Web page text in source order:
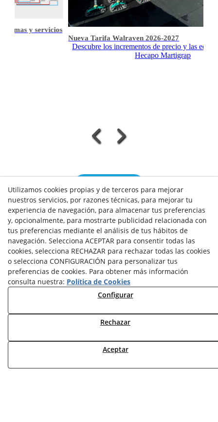
y servicios
Nueva Tarifa Walraven 2026-2027
Descubre los incrementos de precio y las
Hecapo Martigrap
NOTICIAS AEROTERMIA
NOTICIAS FOTOVOLTAICA
NOTICIAS CLIMATIZACIÓN
NOTICIAS CALEFACCIÓN
NOTICIAS BIOMASA
NOTICIAS VENTILACIÓN
Utilizamos cookies propias y de terceros para mejorar
nuestros servicios, por razones técnicas, para mejorar tu
experiencia de navegación, para almacenar tus preferencias
y, opcionalmente, para mostrarte publicidad relacionada con
tus preferencias mediante el análisis de tus hábitos de
navegación. Selecciona ACEPTAR para consentir todas las
cookies, selecciona RECHAZAR para rechazar todas las cookies
o selecciona CONFIGURACIÓN para personalizar tus
preferencias de cookies. Para obtener más información
consulta nuestra: Política de Cookies
Configurar
Rechazar
Aceptar